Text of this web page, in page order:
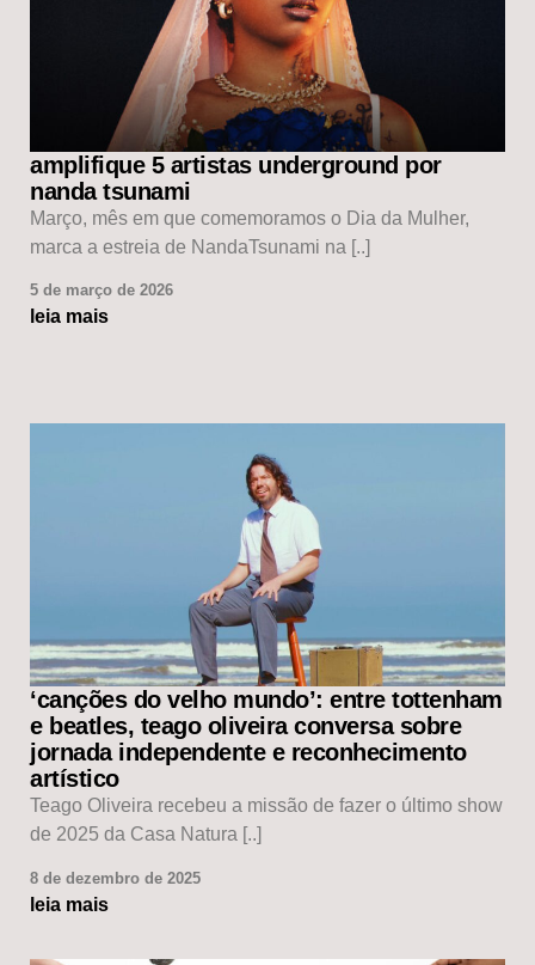
amplifique 5 artistas underground por
nanda tsunami
Março, mês em que comemoramos o Dia da Mulher,
marca a estreia de NandaTsunami na [..]
5 de março de 2026
leia mais
‘canções do velho mundo’: entre tottenham
e beatles, teago oliveira conversa sobre
jornada independente e reconhecimento
artístico
Teago Oliveira recebeu a missão de fazer o último show
de 2025 da Casa Natura [..]
8 de dezembro de 2025
leia mais